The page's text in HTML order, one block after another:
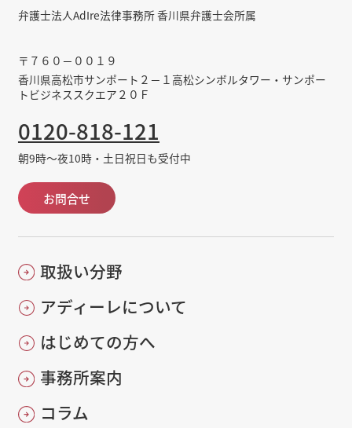
弁護士法人AdIre法律事務所 香川県弁護士会所属
〒７６０－００１９
香川県高松市サンポート２－１高松シンボルタワー・サンポー
トビジネススクエア２０Ｆ
0120-818-121
朝9時～夜10時・土日祝日も受付中
お問合せ
取扱い分野
アディーレについて
はじめての方へ
事務所案内
コラム